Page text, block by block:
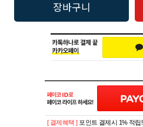
장바구니
[ 결제혜택 ] 포인트 결제시 1% 적립!